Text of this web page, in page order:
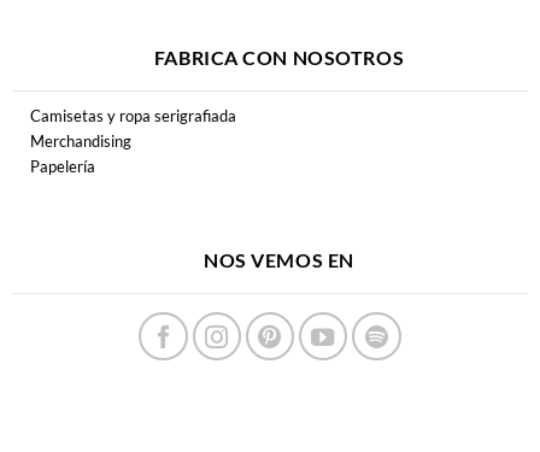
FABRICA CON NOSOTROS
Camisetas y ropa serigrafiada
Merchandising
Papelería
NOS VEMOS EN